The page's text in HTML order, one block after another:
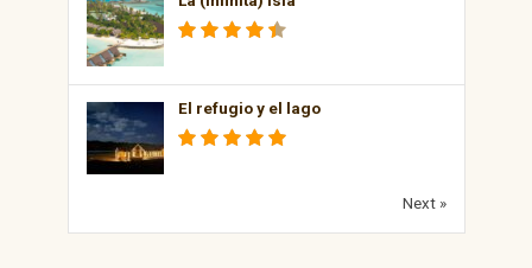
El refugio y el lago
Next »